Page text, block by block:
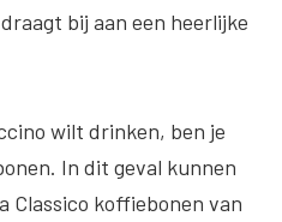
bij aan een heerlijke
wilt drinken, ben je
In dit geval kunnen
Classico koffiebonen van